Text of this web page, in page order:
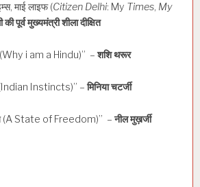
माई लाइफ (Citizen Delhi: My Times, My
की पूर्व मुख्यमंत्री शीला दीक्षित
(Why i am a Hindu)” –शशि थरूर
(Indian Instincts)” –मिनिया चटर्जी
(A State of Freedom)” –नील मुख़र्जी